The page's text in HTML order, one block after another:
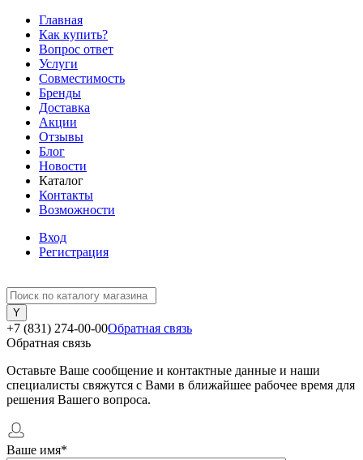
Главная
Как купить?
Вопрос ответ
Услуги
Совместимость
Бренды
Доставка
Акции
Отзывы
Блог
Новости
Каталог
Контакты
Возможности
Вход
Регистрация
+7 (831) 274-00-00Обратная связь
Обратная связь
Оставьте Ваше сообщение и контактные данные и наши
специалисты свяжутся с Вами в ближайшее рабочее время для
решения Вашего вопроса.
Ваше имя*